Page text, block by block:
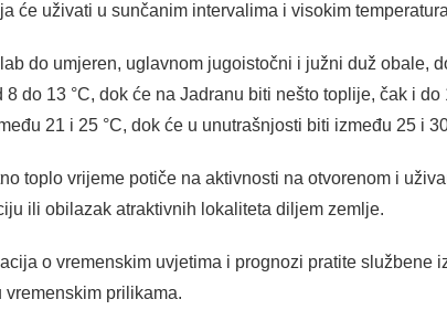
će uživati u sunčanim intervalima i visokim
do umjeren, uglavnom jugoistočni i južni duž obale,
8 do 13 °C, dok će na Jadranu biti nešto toplije, čak i
21 i 25 °C, dok će u unutrašnjosti biti između 25 i
toplo vrijeme potiče na aktivnosti na otvorenom i
ili obilazak atraktivnih lokaliteta diljem zemlje.
o vremenskim uvjetima i prognozi pratite službene
vremenskim prilikama.